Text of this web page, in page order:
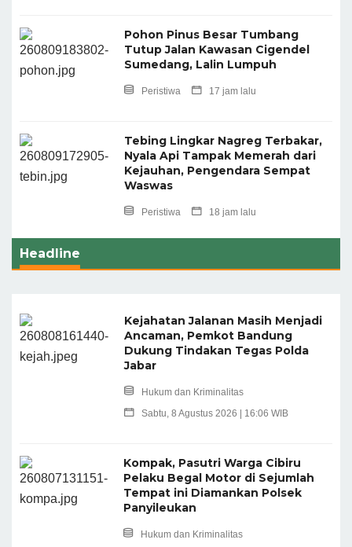
Pohon Pinus Besar Tumbang
Tutup Jalan Kawasan Cigendel
Sumedang, Lalin Lumpuh
Peristiwa 17 jam lalu
Tebing Lingkar Nagreg Terbakar,
Nyala Api Tampak Memerah dari
Kejauhan, Pengendara Sempat
Waswas
Peristiwa 18 jam lalu
Headline
Kejahatan Jalanan Masih Menjadi
Ancaman, Pemkot Bandung
Dukung Tindakan Tegas Polda
Jabar
Hukum dan Kriminalitas
Sabtu, 8 Agustus 2026 | 16:06 WIB
Kompak, Pasutri Warga Cibiru
Pelaku Begal Motor di Sejumlah
Tempat ini Diamankan Polsek
Panyileukan
Hukum dan Kriminalitas